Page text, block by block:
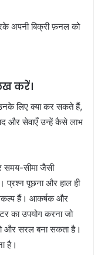
अपनी बिक्री फ़नल को
करें।
लिए क्या कर सकते हैं,
और सेवाएँ उन्हें कैसे लाभ
समय-सीमा जैसी
प्रश्न पूछना और हाल ही
हैं। आकर्षक और
का उपयोग करना जो
और सरल बना सकता है।
है।